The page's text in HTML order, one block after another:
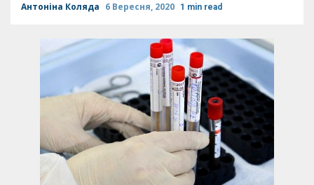
Антоніна Коляда 6 Вересня, 2020 1 min read